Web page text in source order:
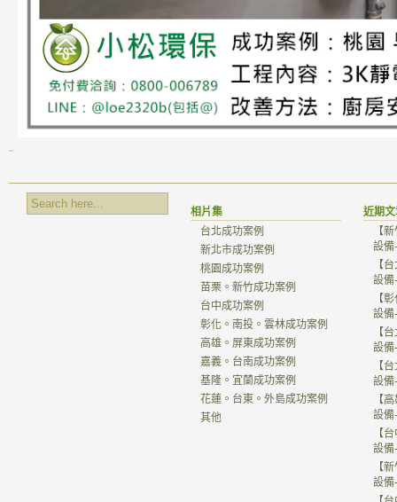
相片集
台北成功案例
新北市成功案例
桃園成功案例
苗栗。新竹成功案例
台中成功案例
彰化。南投。雲林成功案例
高雄。屏東成功案例
嘉義。台南成功案例
基隆。宜蘭成功案例
花蓮。台東。外島成功案例
其他
近期
【
設備
【
設備
【
設備
【
設備
【
設備
【
設備
【
設備
【
設備